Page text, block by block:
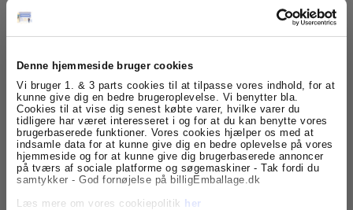
Denne hjemmeside bruger cookies
Vi bruger 1. & 3 parts cookies til at tilpasse vores indhold, for at
kunne give dig en bedre brugeroplevelse. Vi benytter bla.
Cookies til at vise dig senest købte varer, hvilke varer du
tidligere har været interesseret i og for at du kan benytte vores
brugerbaserede funktioner. Vores cookies hjælper os med at
indsamle data for at kunne give dig en bedre oplevelse på vores
hjemmeside og for at kunne give dig brugerbaserede annoncer
på tværs af sociale platforme og søgemaskiner - Tak fordi du
samtykker - God fornøjelse på billigEmballage.dk
Læs mere om vores cookiepolitik
her
Den "Store" Tape Guide - Sådan vælger du den rigtige
pakketape
AfSteffen Adrup Benné Petersen oprettet d. 19/06 2020 under
Emballage til forsendelse | 1 kommentar(er)
Hos billigEmballage kan du købe tape til næsten alle typer
forsendelse. Men tape er ikke bare tape, det er derfor vigtigt
at kende forskellen på de mest gængse typer, så dine
forsendelse er sikret - alt...
Tilmeld dig
nyhedsbrevet
Få skarpe tilbud, nyheder og eksklusive
kundefordele, direkte i din indbakke.